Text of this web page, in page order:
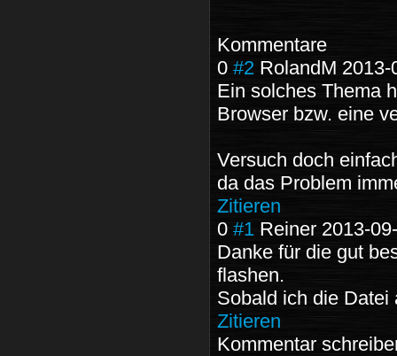
Kommentare
0 #2 RolandM 2013-
Ein solches Thema
Browser bzw. eine
Versuch doch
da das Problem
Zitieren
0 #1 Reiner 2013-
Danke für die gut
flashen.
Sobald ich die Datei
Zitieren
Kommentar